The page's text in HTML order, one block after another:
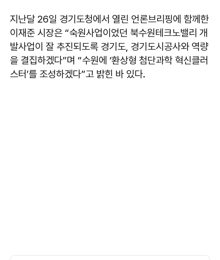
지난달 26일 경기도청에서 열린 언론브리핑에 함께한
이재준 시장은 “숙원사업이었던 북수원테크노밸리 개
발사업이 잘 추진되도록 경기도, 경기도시공사와 역량
을 결집하겠다”며 “수원에 ‘환상형 첨단과학 혁신클러
스터’를 조성하겠다”고 밝힌 바 있다.